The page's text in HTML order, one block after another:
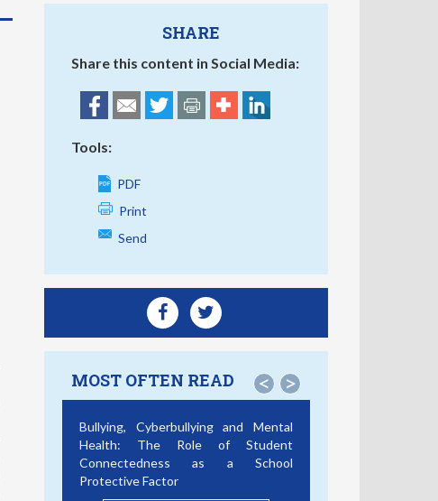
SHARE
Share this content in Social Media:
Tools:
PDF
Print
Send
MOST OFTEN READ < >
Bullying, Cyberbullying and Mental
Health: The Role of Student
Connectedness as a School
Protective Factor